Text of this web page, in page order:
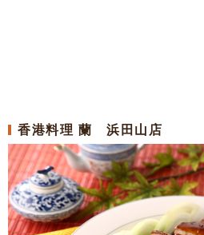
香港料理 蘭 浜田山店